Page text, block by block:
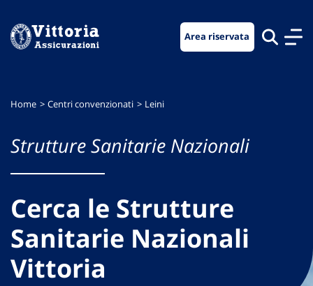
menu
contenuto
footer
Area riservata
Home Centri convenzionati Leini
Strutture Sanitarie Nazionali
Cerca le Strutture
Sanitarie Nazionali
Vittoria